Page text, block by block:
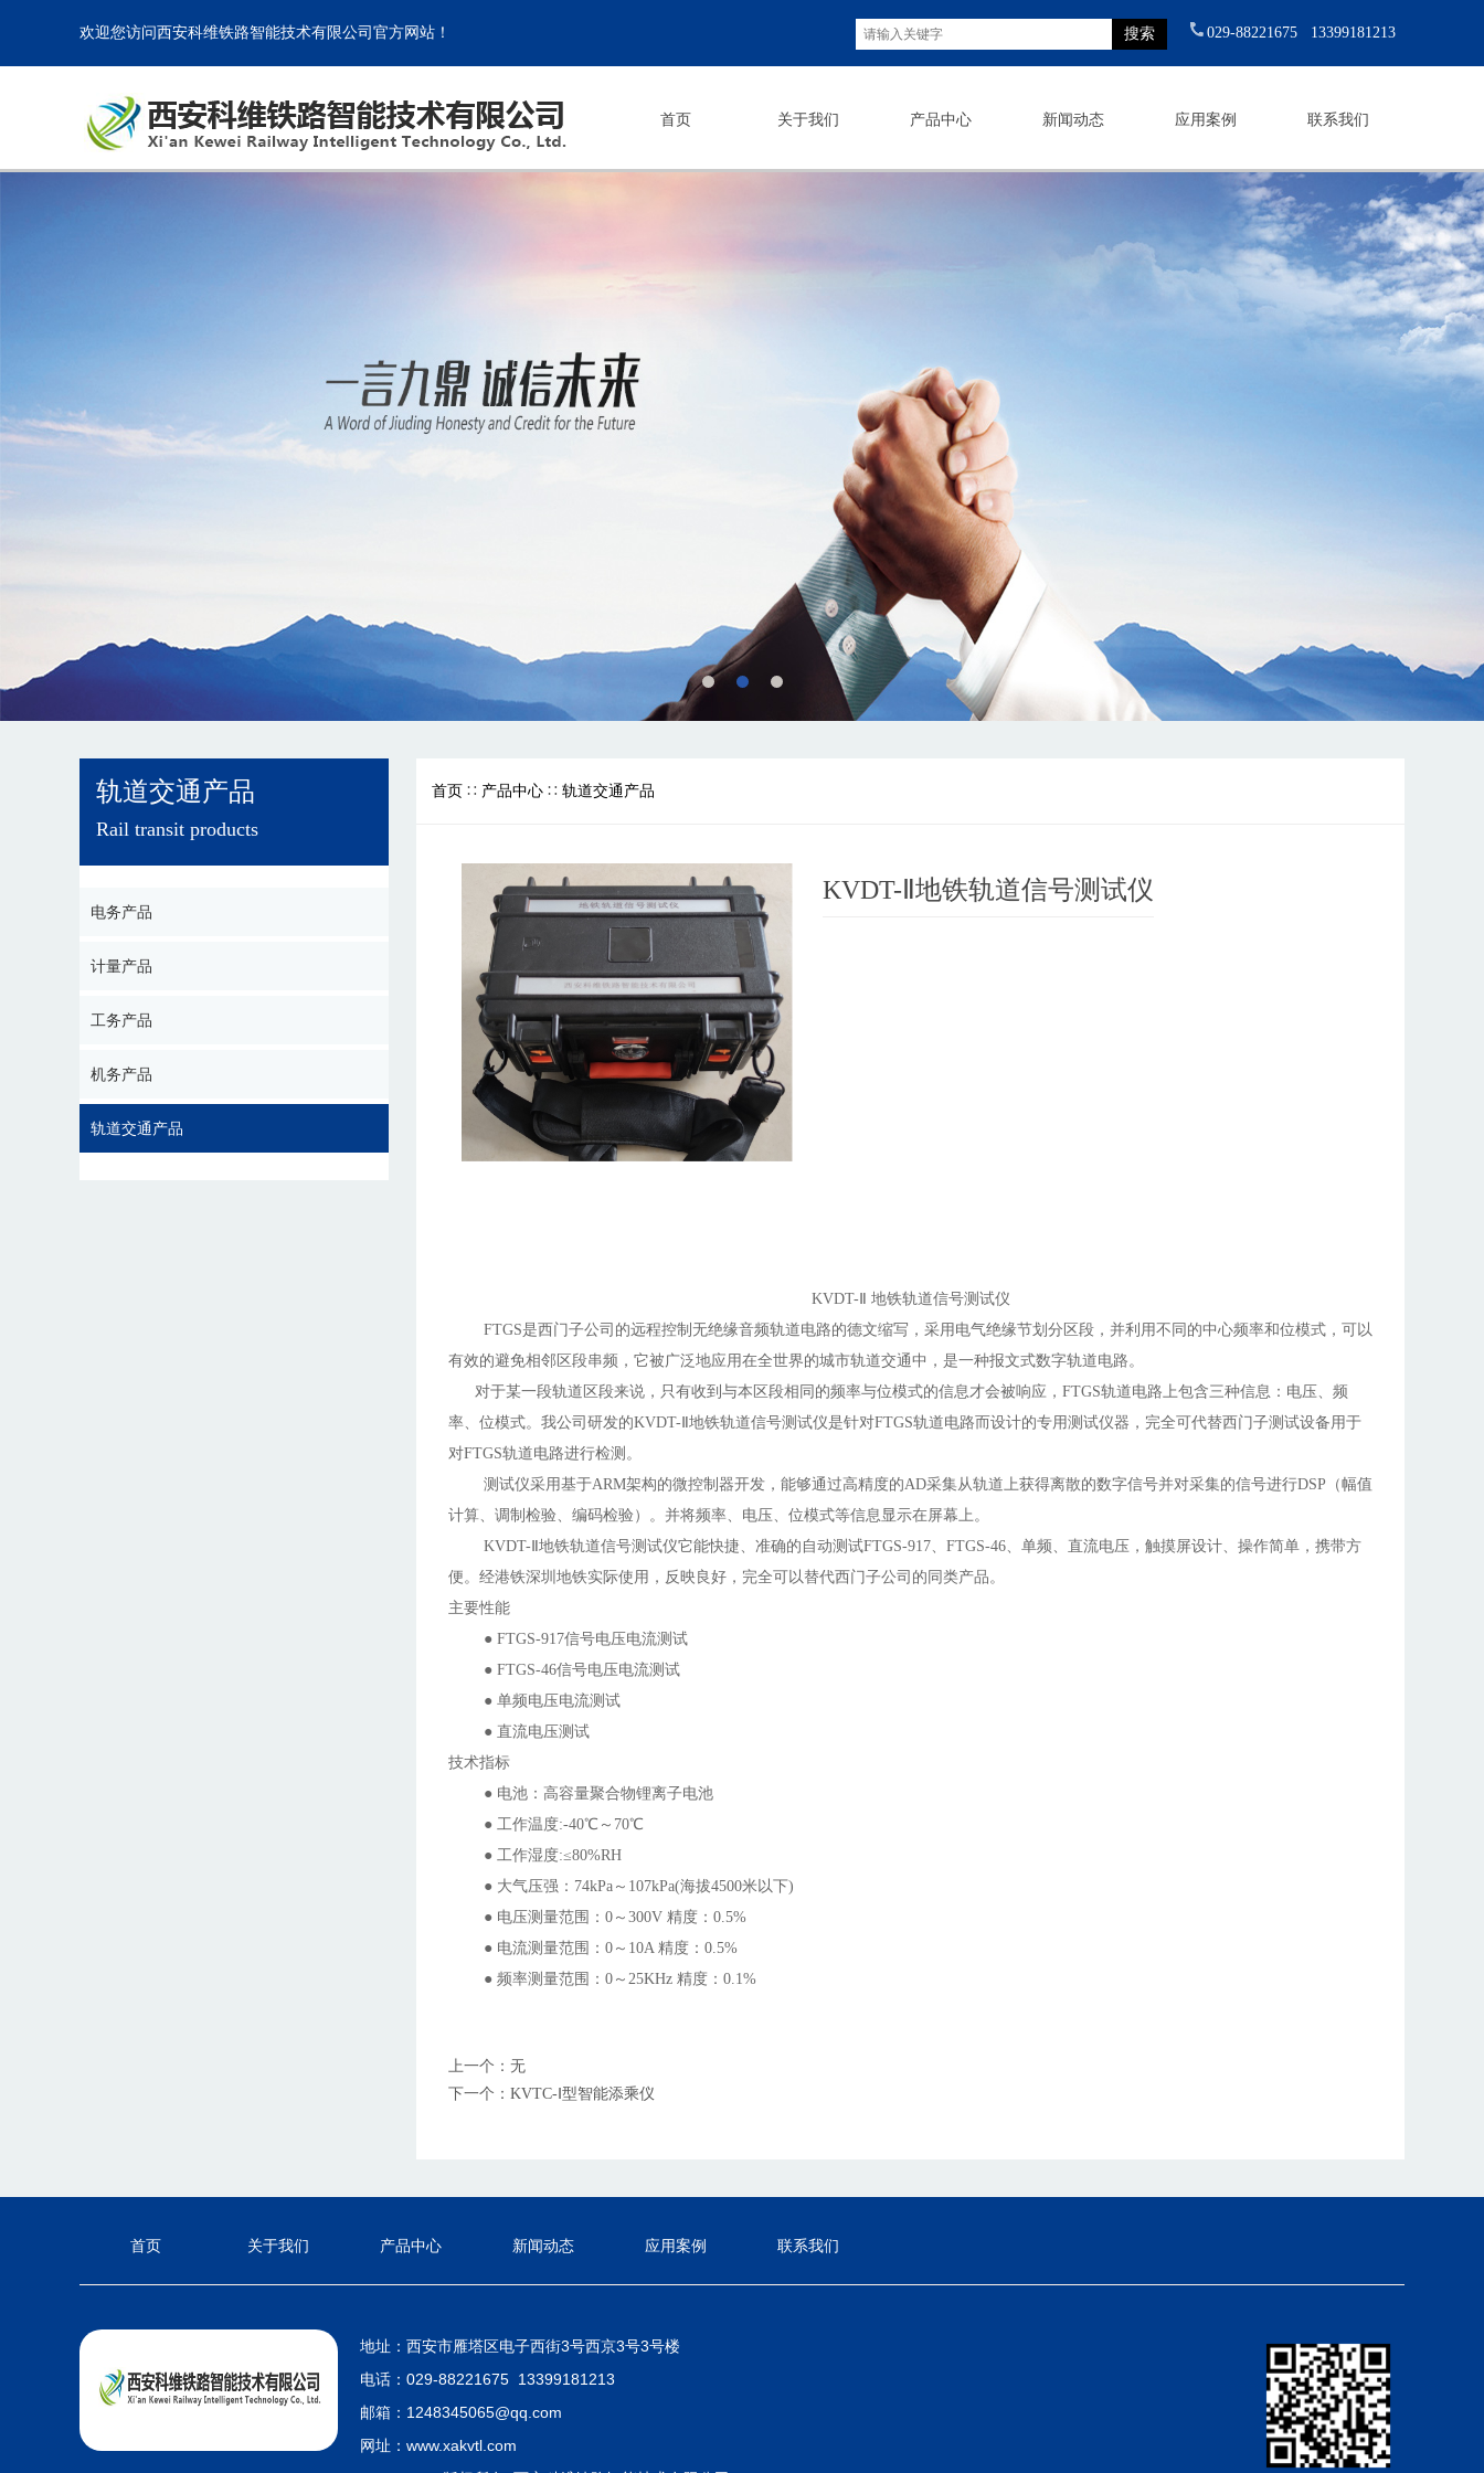
欢迎您访问西安科维铁路智能技术有限公司 官方网站！ 029-88221675 13399181213
首页 关于我们 产品中心 新闻动态 应用案例 联系我们
轨道交通产品
Rail transit products
电务产品
计量产品
工务产品
机务产品
轨道交通产品
首页 ∷ 产品中心 ∷ 轨道交通产品
KVDT-Ⅱ地铁轨道信号测试仪
KVDT-Ⅱ 地铁轨道信号测试仪
FTGS是西门子公司的远程控制无绝缘音频轨道电路的德文缩写，采用电气绝缘节划分区段，并利用不同的中心频率和位模式，可以
有效的避免相邻区段串频，它被广泛地应用在全世界的城市轨道交通中，是一种报文式数字轨道电路。
对于某一段轨道区段来说，只有收到与本区段相同的频率与位模式的信息才会被响应， FTGS轨道电路上包含三种信息：电压、频
率、位模式。我公司研发的KVDT-Ⅱ地铁轨道信号测试仪是针对FTGS轨道电路而设计的专用测试仪器， 完全可代替西门子测试设备用于
对FTGS轨道电路进行检测。
测试仪采用基于ARM架构的微控制器开发，能够通过高精度的AD采集从轨道上获得离散的数字信号并对采集的信号进行DSP（幅值
计算、调制检验、编码检验）。并将频率、电压、位模式等信息显示在屏幕上。
KVDT-Ⅱ地铁轨道信号测试仪它能快捷、准确的自动测试FTGS-917、FTGS-46、单频、直流电压，触摸屏设计、操作简单，携带方
便。经港铁深圳地铁实际使用，反映良好，完全可以替代西门子公司的同类产品。
主要性能
● FTGS-917信号电压电流测试
● FTGS-46信号电压电流测试
● 单频电压电流测试
● 直流电压测试
技术指标
● 电池：高容量聚合物锂离子电池
● 工作温度:-40℃～70℃
● 工作湿度:≤80%RH
● 大气压强： 74kPa～107kPa(海拔4500米以下)
● 电压测量范围： 0～300V 精度： 0.5%
● 电流测量范围： 0～10A 精度： 0.5%
● 频率测量范围： 0～25KHz 精度： 0.1%
上一个：无
下一个： KVTC-Ⅰ型智能添乘仪
首页 关于我们 产品中心 新闻动态 应用案例 联系我们
地址： 西安市雁塔区电子西街3号西京3号3号楼
电话： 029-88221675 13399181213
邮箱：1248345065@qq.com
网址：www.xakvtl.com